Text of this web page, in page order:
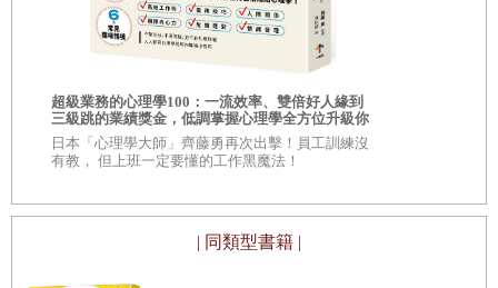
指數／富時100指數／非指數／誘人的股利收益／買回庫藏
股／推陳出新／股價營收比
第三篇 凌駕大盤的附帶條件
14.全盤考量選股
重點。最低標準是提供過去二年加上未來二年預估，前三年加未來一年
也可以，達不到的話就不足以判斷成長為真，抑或只是谷底反彈。另一
企業一著手分析，就看得出盈餘收不到錢。也就是說獲利看得到吃不
到。確認每股現金流量穩穩地超出盈餘，能避免踩到類似安隆案
超級業務的心理學100：一流效率、雙倍好人緣到
三級跳的業績獎金，低調掌握心理學全方位升級你
的競爭力
日本「心理學大師」齊藤勇再次出擊！員工訓練沒
有教， 但上班一定要懂的工作黑魔法！
| 同類型書籍 |